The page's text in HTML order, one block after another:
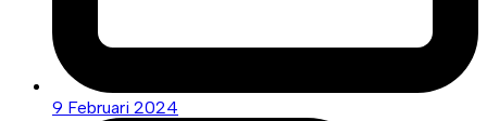
9 Februari 2024